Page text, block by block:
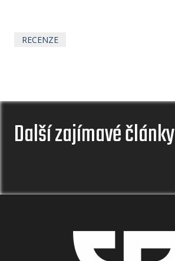
RECENZE
Další zajímavé články